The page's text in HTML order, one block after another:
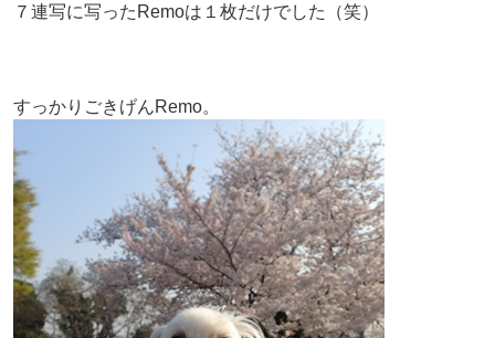
７連写に写ったRemoは１枚だけでした（笑）
すっかりごきげんRemo。